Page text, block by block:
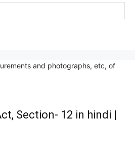
and photographs, etc, of
Act, Section- 12 in hindi |